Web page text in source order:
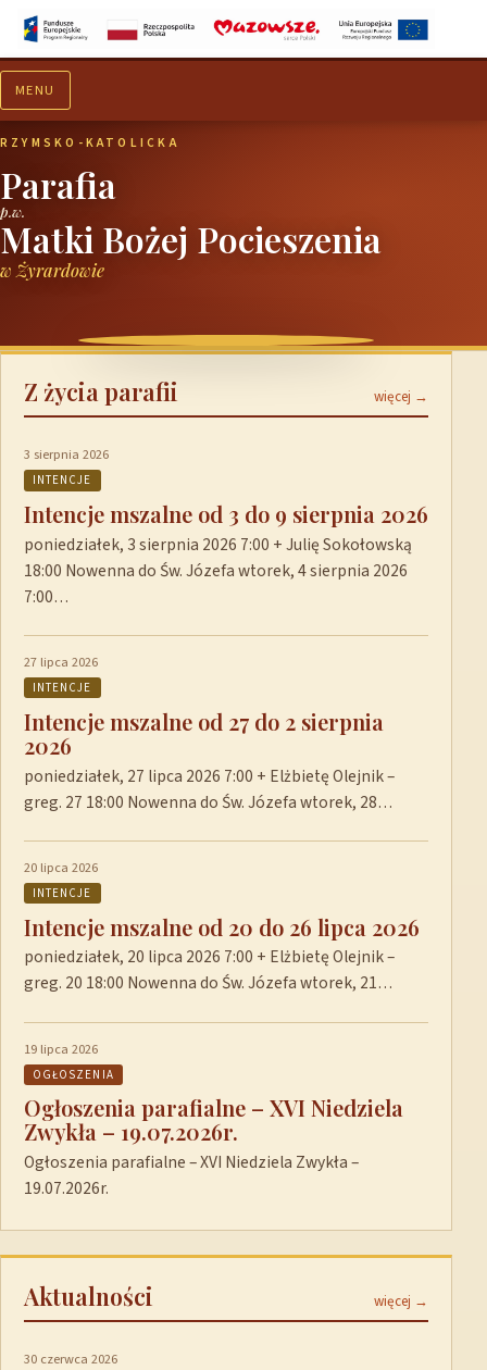
MENU
RZYMSKO-KATOLICKA
Parafia
p.w.
Matki Bożej Pocieszenia
w Żyrardowie
Z życia parafii więcej →
3 sierpnia 2026
INTENCJE
Intencje mszalne od 3 do 9 sierpnia 2026
poniedziałek, 3 sierpnia 2026 7:00 + Julię Sokołowską
18:00 Nowenna do Św. Józefa wtorek, 4 sierpnia 2026
7:00…
27 lipca 2026
INTENCJE
Intencje mszalne od 27 do 2 sierpnia
2026
poniedziałek, 27 lipca 2026 7:00 + Elżbietę Olejnik –
greg. 27 18:00 Nowenna do Św. Józefa wtorek, 28…
20 lipca 2026
INTENCJE
Intencje mszalne od 20 do 26 lipca 2026
poniedziałek, 20 lipca 2026 7:00 + Elżbietę Olejnik –
greg. 20 18:00 Nowenna do Św. Józefa wtorek, 21…
19 lipca 2026
OGŁOSZENIA
Ogłoszenia parafialne – XVI Niedziela
Zwykła – 19.07.2026r.
Ogłoszenia parafialne – XVI Niedziela Zwykła –
19.07.2026r.
Aktualności więcej →
30 czerwca 2026